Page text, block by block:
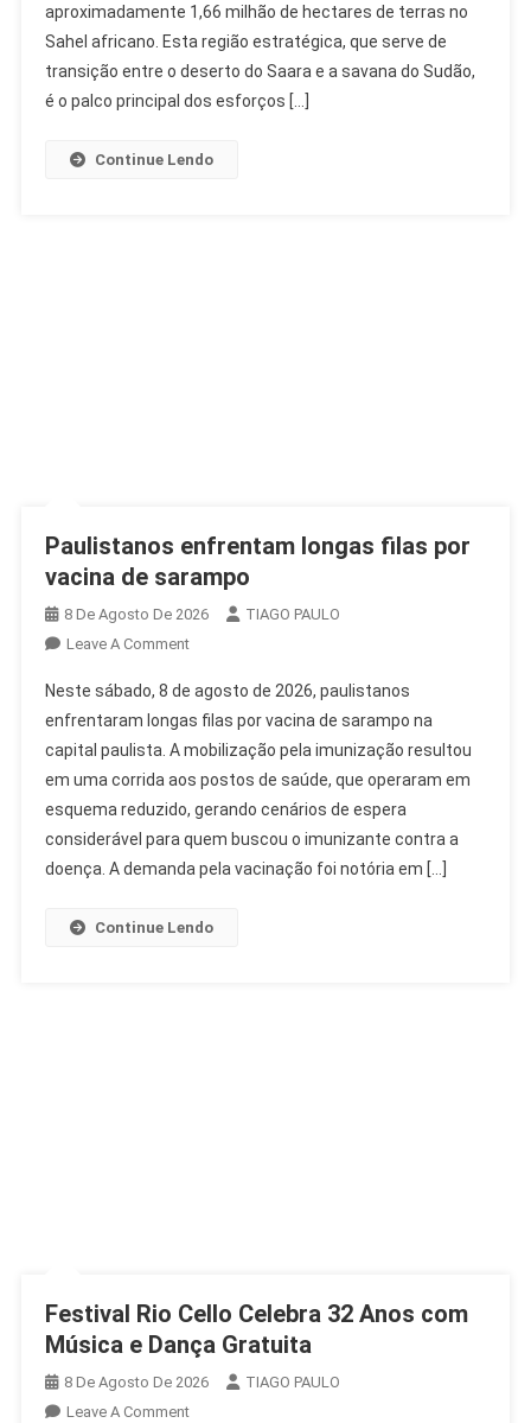
Milhão
De
Hectares
Restaurados
aproximadamente 1,66 milhão de hectares de terras no
Sahel africano. Esta região estratégica, que serve de
transição entre o deserto do Saara e a savana do Sudão,
é o palco principal dos esforços […]
Continue Lendo
Paulistanos enfrentam longas filas por
vacina de sarampo
8 De Agosto De 2026
TIAGO PAULO
Leave A CommentOn
Enfrentam
Longas
Filas
Por
Vacina
De
Sarampo
Neste sábado, 8 de agosto de 2026, paulistanos
enfrentaram longas filas por vacina de sarampo na
capital paulista. A mobilização pela imunização resultou
em uma corrida aos postos de saúde, que operaram em
esquema reduzido, gerando cenários de espera
considerável para quem buscou o imunizante contra a
doença. A demanda pela vacinação foi notória em […]
Continue Lendo
Festival Rio Cello Celebra 32 Anos com
Música e Dança Gratuita
8 De Agosto De 2026
TIAGO PAULO
Leave A CommentOn